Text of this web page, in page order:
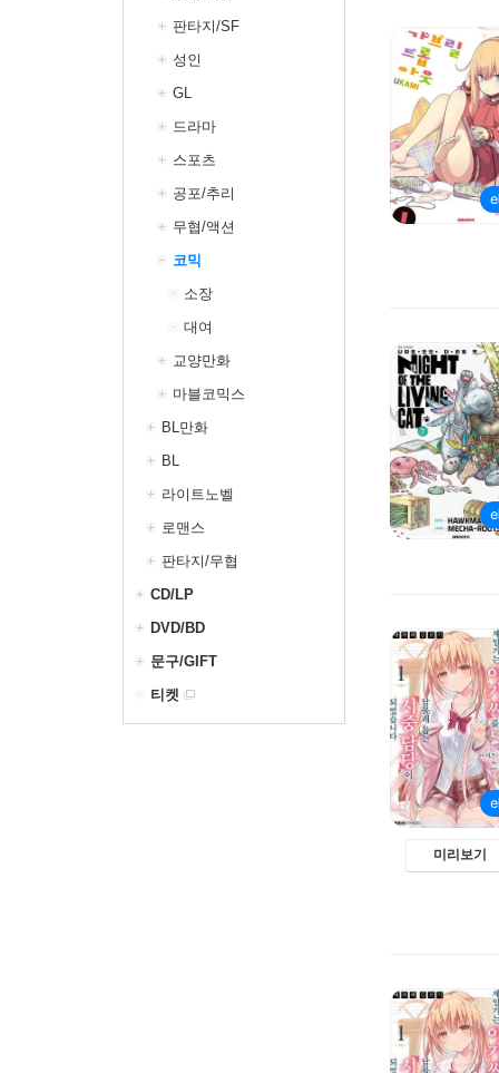
판타지/SF
성인
GL
드라마
스포츠
공포/추리
무협/액션
코믹
소장
대여
교양만화
마블코믹스
BL만화
BL
라이트노벨
로맨스
판타지/무협
CD/LP
DVD/BD
문구/GIFT
티켓
미리보기